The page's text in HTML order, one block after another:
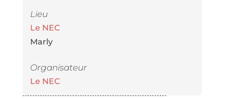
Lieu
Le NEC
Marly
Organisateur
Le NEC